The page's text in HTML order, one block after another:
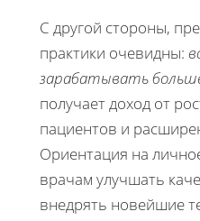
С другой стороны,
практики очевидны:
зарабатывать
получает доход от
пациентов и
Ориентация на
врачам улучшать
внедрять новейшие